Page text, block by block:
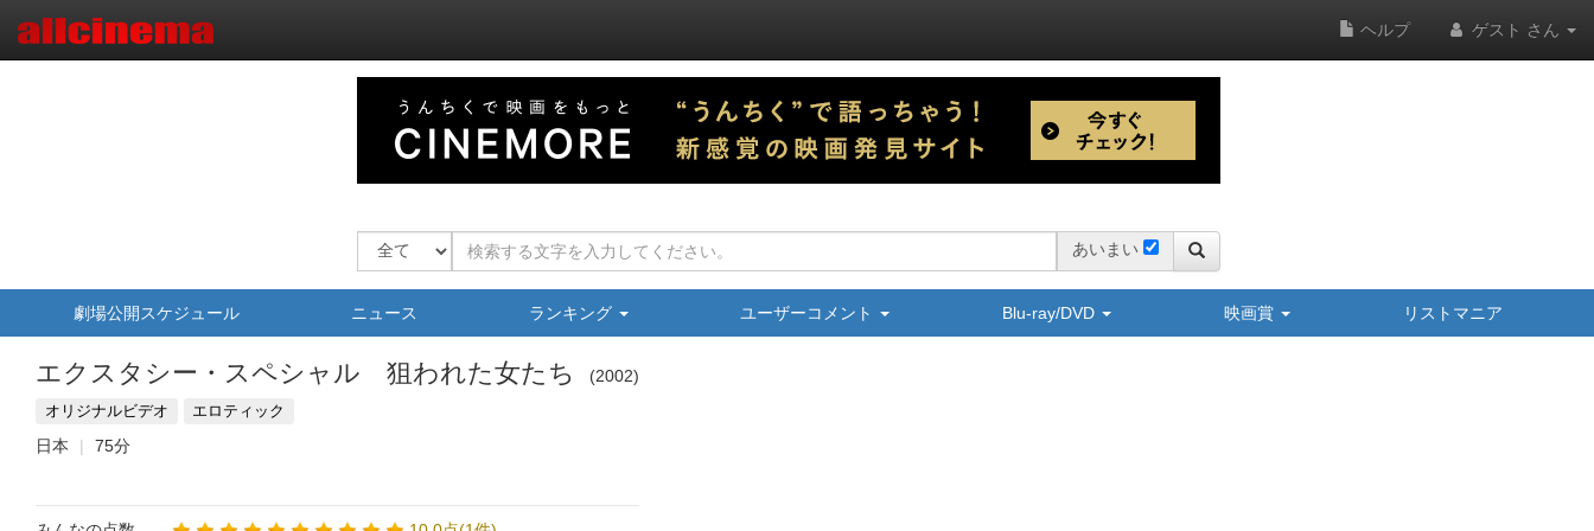
ヘルプ ゲスト さん
あいまい
劇場公開スケジュール ニュース ランキング ユーザーコメント Blu-ray/DVD 映画賞 リストマニア
エクスタシー・スペシャル 狙われた女たち 2002
オリジナルビデオ エロティック
日本 75分